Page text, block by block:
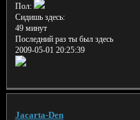
Пол:
Сидишь здесь:
49 минут
Последний раз ты был здесь
2009-05-01 20:25:39
Jacarta-Den